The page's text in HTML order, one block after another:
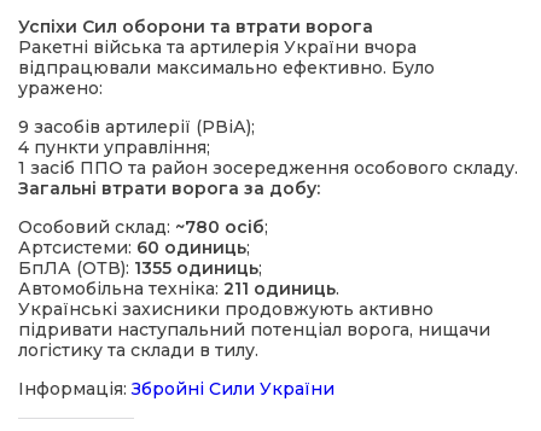
Успіхи Сил оборони та втрати ворога
Ракетні війська та артилерія України вчора
відпрацювали максимально ефективно. Було
уражено:
9 засобів артилерії (РВіА);
4 пункти управління;
1 засіб ППО та район зосередження особового складу.
Загальні втрати ворога за добу:
Особовий склад: ~780 осіб;
Артсистеми: 60 одиниць;
БпЛА (ОТВ): 1355 одиниць;
Автомобільна техніка: 211 одиниць.
Українські захисники продовжують активно
підривати наступальний потенціал ворога, нищачи
логістику та склади в тилу.
Інформація:Збройні Сили України